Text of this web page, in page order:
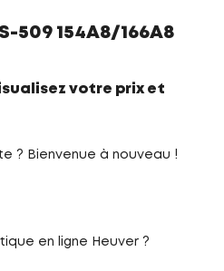
509 154A8/166A8
votre prix et
? Bienvenue à nouveau !
en ligne Heuver ?